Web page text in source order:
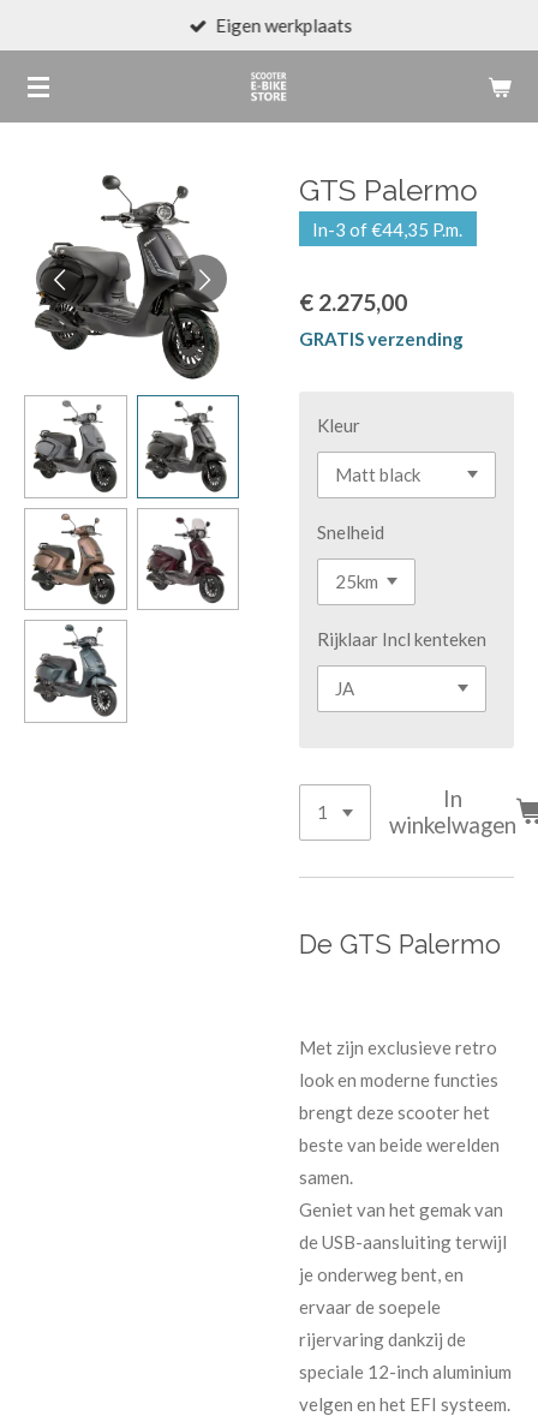
naar
de
Eigen werkplaats
GTS Palermo
In-3 of €44,35 P.m.
€ 2.275,00
GRATIS verzending
Kleur
Snelheid
Rijklaar Incl kenteken
In
winkelwagen
De GTS Palermo
Met zijn exclusieve retro
look en moderne functies
brengt deze scooter het
beste van beide werelden
samen.
Geniet van het gemak van
de USB-aansluiting terwijl
je onderweg bent, en
ervaar de soepele
rijervaring dankzij de
speciale 12-inch aluminium
velgen en het EFI systeem.